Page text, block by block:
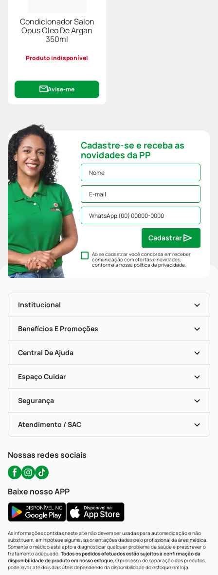
Condicionador Salon
Opus Oleo De Argan
350ml
Produto indisponível
Avise-me
Cadastre-se e receba as
novidades da PP
Ao se cadastrar você concorda em receber
comunicação com ofertas e novidades,
conforme a nossapolítica de privacidade.
Cadastrar
Institucional
Nossas Lojas
Mapa De Categorias
Blog Da PP
Seja Uma Loja Parceira
Benefícios E Promoções
Convênios
Programa Popular Do Brasil
Encarte De Ofertas
Dermaclub
Descontos De Laboratório (PBM)
Cupons E Ofertas
Central De Ajuda
Recompra Programada
Compras Com Receita
Alomed (tele-Entrega)
Formas De Pagamento
Troca E Devolução
Bulas De A A Z
Políticas De Marketplace
Espaço Cuidar
Serviços Farmacêuticos
Testes Rápidos
Autoteste Covid-19
Segurança
Portal Da Privacidade
Atendimento / SAC
Nossas redes sociais
Baixe nosso APP
As informações contidas neste site não devem ser usadas para automedicação e não
substituem, em hipótese alguma, as orientações dadas pelo profissional da área médica.
Somente o médico está apto a diagnosticar qualquer problema de saúde e prescrever o
tratamento adequado. Todos os pedidos efetuados estão sujeitos à confirmação da
disponibilidade de produto em nosso estoque.O processo de separação dos produtos
pode levar até dois dias úteis dependendo da disponibilidade do estoque em loja.